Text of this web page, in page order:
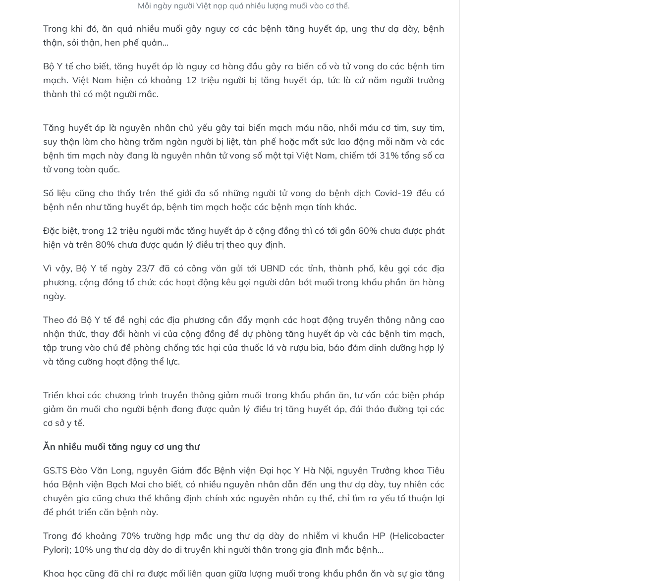
Mỗi ngày người Việt nạp quá nhiều lượng muối vào cơ thể.
Trong khi đó, ăn quá nhiều muối gây nguy cơ các bệnh tăng huyết áp, ung thư dạ dày, bệnh
thận, sỏi thận, hen phế quản...
Bộ Y tế cho biết, tăng huyết áp là nguy cơ hàng đầu gây ra biến cố và tử vong do các bệnh tim
mạch. Việt Nam hiện có khoảng 12 triệu người bị tăng huyết áp, tức là cứ năm người trưởng
thành thì có một người mắc.
Tăng huyết áp là nguyên nhân chủ yếu gây tai biến mạch máu não, nhồi máu cơ tim, suy tim,
suy thận làm cho hàng trăm ngàn người bị liệt, tàn phế hoặc mất sức lao động mỗi năm và các
bệnh tim mạch này đang là nguyên nhân tử vong số một tại Việt Nam, chiếm tới 31% tổng số ca
tử vong toàn quốc.
Số liệu cũng cho thấy trên thế giới đa số những người tử vong do bệnh dịch Covid-19 đều có
bệnh nền như tăng huyết áp, bệnh tim mạch hoặc các bệnh mạn tính khác.
Đặc biệt, trong 12 triệu người mắc tăng huyết áp ở cộng đồng thì có tới gần 60% chưa được phát
hiện và trên 80% chưa được quản lý điều trị theo quy định.
Vì vậy, Bộ Y tế ngày 23/7 đã có công văn gửi tới UBND các tỉnh, thành phố, kêu gọi các địa
phương, cộng đồng tổ chức các hoạt động kêu gọi người dân bớt muối trong khẩu phần ăn hàng
ngày.
Theo đó Bộ Y tế đề nghị các địa phương cần đẩy mạnh các hoạt động truyền thông nâng cao
nhận thức, thay đổi hành vi của cộng đồng để dự phòng tăng huyết áp và các bệnh tim mạch,
tập trung vào chủ đề phòng chống tác hại của thuốc lá và rượu bia, bảo đảm dinh dưỡng hợp lý
và tăng cường hoạt động thể lực.
Triển khai các chương trình truyền thông giảm muối trong khẩu phần ăn, tư vấn các biện pháp
giảm ăn muối cho người bệnh đang được quản lý điều trị tăng huyết áp, đái tháo đường tại các
cơ sở y tế.
Ăn nhiều muối tăng nguy cơ ung thư
GS.TS Đào Văn Long, nguyên Giám đốc Bệnh viện Đại học Y Hà Nội, nguyên Trưởng khoa Tiêu
hóa Bệnh viện Bạch Mai cho biết, có nhiều nguyên nhân dẫn đến ung thư dạ dày, tuy nhiên các
chuyên gia cũng chưa thể khẳng định chính xác nguyên nhân cụ thể, chỉ tìm ra yếu tố thuận lợi
để phát triển căn bệnh này.
Trong đó khoảng 70% trường hợp mắc ung thư dạ dày do nhiễm vi khuẩn HP (Helicobacter
Pylori); 10% ung thư dạ dày do di truyền khi người thân trong gia đình mắc bệnh…
Khoa học cũng đã chỉ ra được mối liên quan giữa lượng muối trong khẩu phần ăn và sự gia tăng